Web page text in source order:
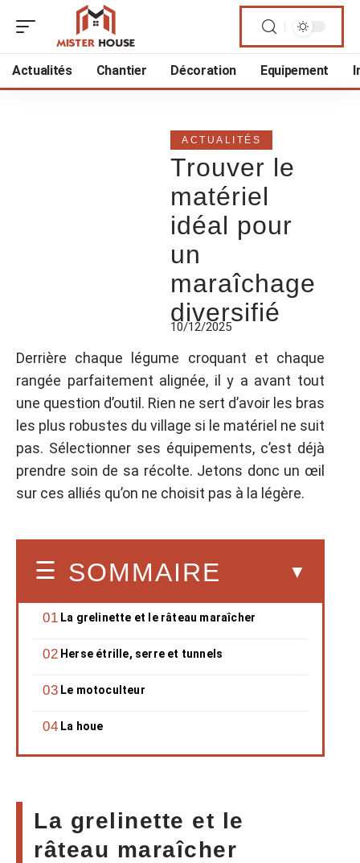
Actualités Chantier Décoration Equipement
ACTUALITÉS
Trouver le
matériel
idéal pour
un
maraîchage
diversifié
10/12/2025
Derrière chaque légume croquant et chaque
rangée parfaitement alignée, il y a avant tout
une question d’outil. Rien ne sert d’avoir les bras
les plus robustes du village si le matériel ne suit
pas. Sélectionner ses équipements, c’est déjà
prendre soin de sa récolte. Jetons donc un œil
sur ces alliés qu’on ne choisit pas à la légère.
SOMMAIRE
La grelinette et le râteau maraîcher
Herse étrille, serre et tunnels
Le motoculteur
La houe
La grelinette et le
râteau maraîcher